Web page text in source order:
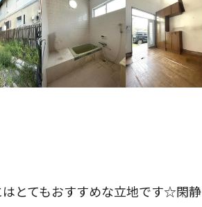
とてもおすすめな立地です☆閑静